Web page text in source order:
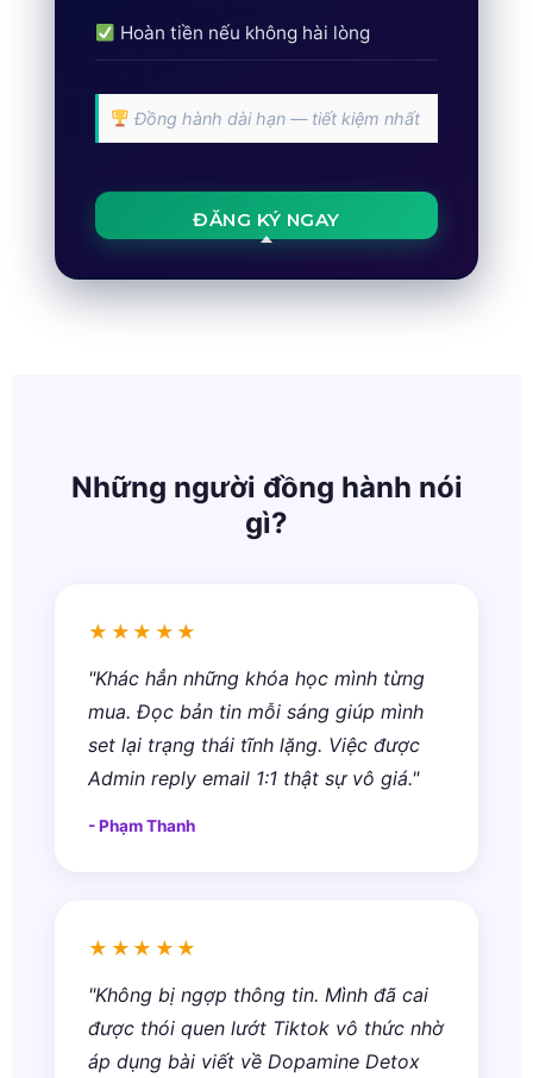
Hoàn tiền nếu không hài lòng
Đồng hành dài hạn — tiết kiệm nhất
ĐĂNG KÝ NGAY
Những người đồng hành nói
gì?
★★★★★
"Khác hẳn những khóa học mình từng
mua. Đọc bản tin mỗi sáng giúp mình
set lại trạng thái tĩnh lặng. Việc được
Admin reply email 1:1 thật sự vô giá."
- Phạm Thanh
★★★★★
"Không bị ngợp thông tin. Mình đã cai
được thói quen lướt Tiktok vô thức nhờ
áp dụng bài viết về Dopamine Detox